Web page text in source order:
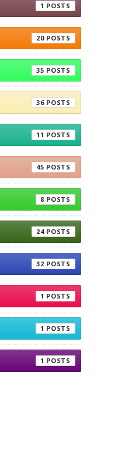
1
20
35
36
11
45
8
24
32
1
1
1